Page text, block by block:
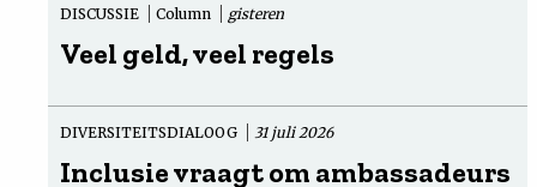
DISCUSSIE Column gisteren
Veel geld, veel regels
DIVERSITEITSDIALOOG 31 juli 2026
Inclusie vraagt om ambassadeurs